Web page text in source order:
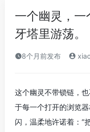
一个幽灵，
牙塔里游荡。
8个月前发布
这个幽灵不带锁链，
于每一个打开的浏览
闪，温柔地许诺着：“